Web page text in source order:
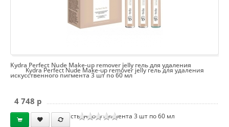
Kydra Perfect Nude Make-up remover jelly гель для удаления
искусственного пигмента 3 шт по 60 мл
Kydra Perfect Nude Make-up remover jelly гель для удаления
искусственного пигмента 3 шт по 60 мл
4 748 p